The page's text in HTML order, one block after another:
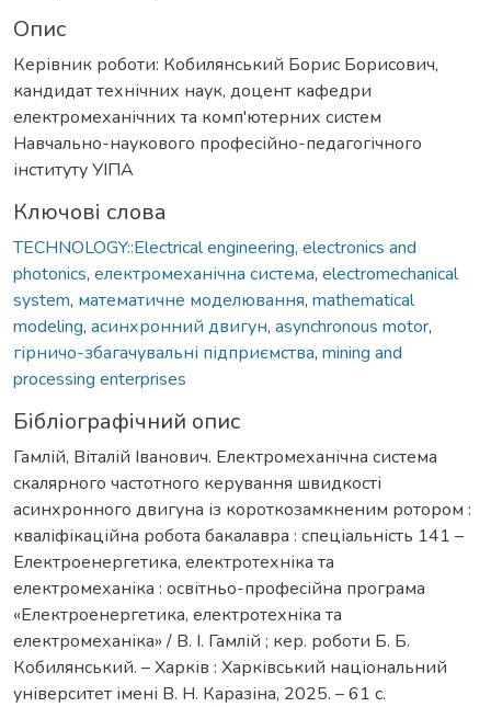
Опис
Керівник роботи: Кобилянський Борис Борисович,
кандидат технічних наук, доцент кафедри
електромеханічних та комп'ютерних систем
Навчально-наукового професійно-педагогічного
інституту УІПА
Ключові слова
TECHNOLOGY::Electrical engineering, electronics and
photonics, електромеханічна система, electromechanical
system, математичне моделювання, mathematical
modeling, асинхронний двигун, asynchronous motor,
гірничо-збагачувальні підприємства, mining and
processing enterprises
Бібліографічний опис
Гамлій, Віталій Іванович. Електромеханічна система
скалярного частотного керування швидкості
асинхронного двигуна із короткозамкненим ротором :
кваліфікаційна робота бакалавра : спеціальність 141 –
Електроенергетика, електротехніка та
електромеханіка : освітньо-професійна програма
«Електроенергетика, електротехніка та
електромеханіка» / В. І. Гамлій ; кер. роботи Б. Б.
Кобилянський. – Харків : Харківський національний
університет імені В. Н. Каразіна, 2025. – 61 с.